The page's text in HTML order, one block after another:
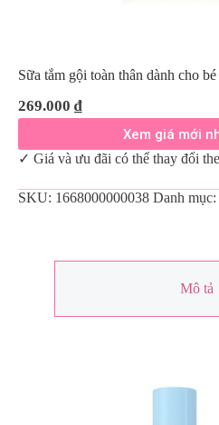
Sữa tắm gội toàn thân dành cho
269.000 ₫
Xem giá mới
✓ Giá và ưu đãi có thể thay đổi
SKU: 1668000000038 Danh mục:
Mô tả